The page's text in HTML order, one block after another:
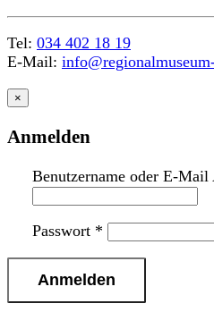
Tel: 034 402 18 19
E-Mail:
×
Anmelden
Benutzername oder E-Mail
Passwort *